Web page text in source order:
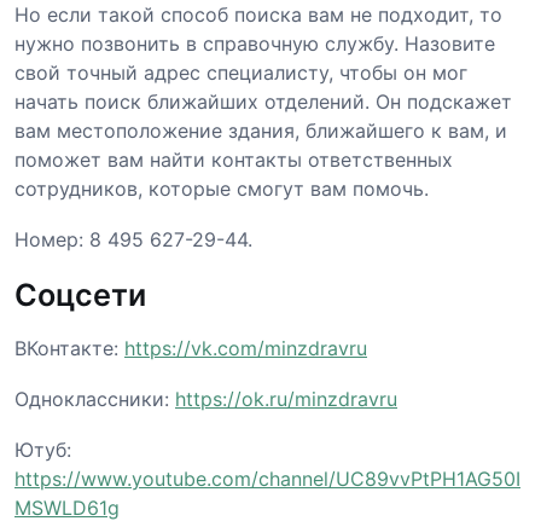
Но если такой способ поиска вам не подходит, то
нужно позвонить в справочную службу. Назовите
свой точный адрес специалисту, чтобы он мог
начать поиск ближайших отделений. Он подскажет
вам местоположение здания, ближайшего к вам, и
поможет вам найти контакты ответственных
сотрудников, которые смогут вам помочь.
Номер: 8 495 627-29-44.
Соцсети
ВКонтакте: https://vk.com/minzdravru
Одноклассники: https://ok.ru/minzdravru
Ютуб:
https://www.youtube.com/channel/UC89vvPtPH1AG50I
MSWLD61g